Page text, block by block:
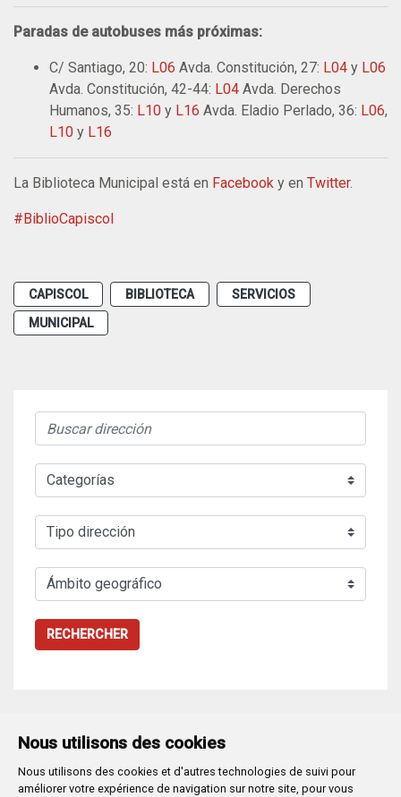
Nous utilisons des cookies
Nous utilisons des cookies et d'autres technologies de suivi pour
améliorer votre expérience de navigation sur notre site, pour vous
Paradas de autobuses más próximas:
C/ Santiago, 20: L06 Avda. Constitución, 27: L04 y L06
Avda. Constitución, 42-44: L04 Avda. Derechos
Humanos, 35: L10 y L16 Avda. Eladio Perlado, 36: L06,
L10 y L16
La Biblioteca Municipal está en Facebook y en Twitter.
#BiblioCapiscol
CAPISCOL BIBLIOTECA
SERVICIOS
MUNICIPAL
RECHERCHER
Plaza Mayor 1- 09071BURGOS